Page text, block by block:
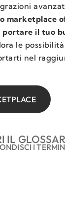
IL
I
marketplace
portare il tuo
le
nel